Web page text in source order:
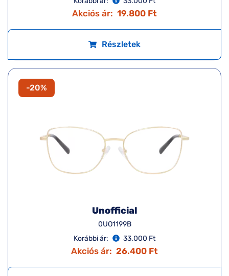
Akciós ár: 19.800 Ft
Részletek
-20%
Unofficial
0UO1199B
Korábbi ár:
33.000 Ft
Akciós ár: 26.400 Ft